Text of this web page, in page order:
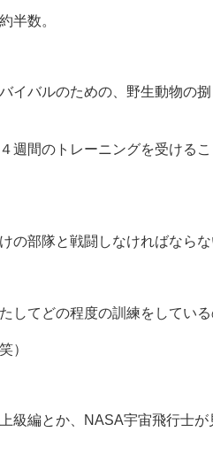
半数。
イバルのための、野生動物の
週間のトレーニングを受ける
の部隊と戦闘しなければならな
してどの程度の訓練をしている
）
級編とか、NASA宇宙飛行士